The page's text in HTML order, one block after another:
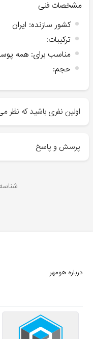
مشخصات فنی
کشور سازنده: ایران
ترکیبات:
مناسب برای: همه
حجم:
اولین نفری باشید که نظر
پرسش و پاسخ
درباره هومهر